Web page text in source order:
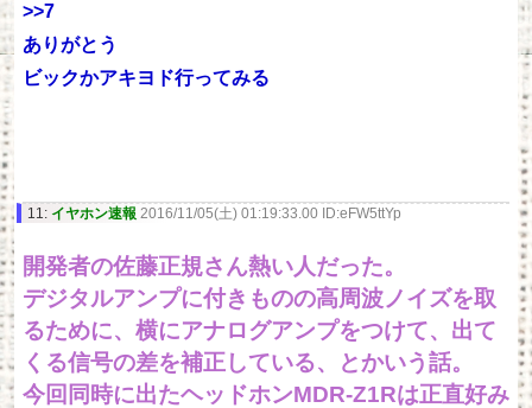
>>7
ありがとう
ビックかアキヨド行ってみる
11: イヤホン速報 2016/11/05(土) 01:19:33.00 ID:eFW5ttYp
開発者の佐藤正規さん熱い人だった。
デジタルアンプに付きものの高周波ノイズを取
るために、横にアナログアンプをつけて、出て
くる信号の差を補正している、とかいう話。
今回同時に出たヘッドホンMDR-Z1Rは正直好み